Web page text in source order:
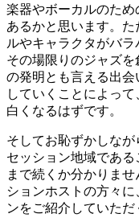
楽器やボーカルのた
あるかと思います。
ルやキャラクタがバラ
その場限りのジャズ
の発明とも言える出
していくことによっ
白くなるはずです。
そしてお恥ずかしな
セッション地域であ
まで続くか分かりま
ションホストの方々
ンをご紹介していただ